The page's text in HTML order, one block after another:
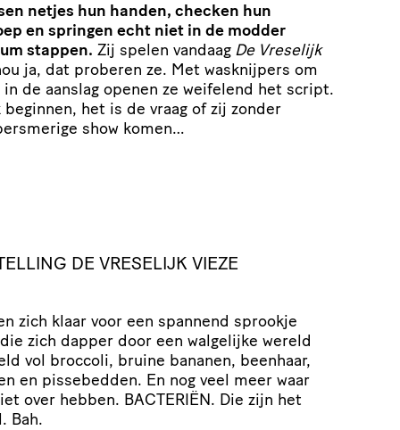
netjes hun handen, checken hun
en springen echt niet in de modder
stappen. Zij spelen vandaag De Vreselijk
ja, dat proberen ze. Met wasknijpers om
in de aanslag openen ze weifelend het script.
het is de vraag of zij zonder
show komen…
DE VRESELIJK VIEZE
zich klaar voor een spannend sprookje
zich dapper door een walgelijke wereld
vol broccoli, bruine bananen, beenhaar,
en pissebedden. En nog veel meer waar
over hebben. BACTERIËN. Die zijn het
Bah.